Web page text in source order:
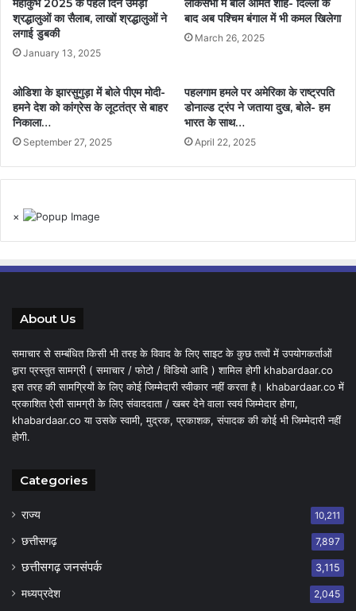
महाकुंभ 2025 के पहले दिन उमड़ा
श्रद्धालुओं का सैलाब, लाखों श्रद्धालुओं ने
लगाई डुबकी
January 13, 2025
लोकसभा में बोले अमित शाह- दिल्ली के
बाद अब पश्चिम बंगाल में भी कमल खिलेगा
March 26, 2025
ओडिशा के झारसुगुड़ा में बोले पीएम मोदी-
हमने देश को कांग्रेस के लूटतंत्र से बाहर
निकाला…
September 27, 2025
पहलगाम हमले पर अमेरिका के राष्ट्रपति
डोनाल्ड ट्रंप ने जताया दुख, बोले- हम
भारत के साथ…
April 22, 2025
×
About Us
समाचार से सम्बंधित किसी भी तरह के विवाद के लिए साइट के कुछ तत्वों में उपयोगकर्ताओं
द्वारा प्रस्तुत सामग्री ( समाचार / फोटो / विडियो आदि ) शामिल होगी khabardaar.co
इस तरह की सामग्रियों के लिए कोई जिम्मेदारी स्वीकार नहीं करता है। khabardaar.co में
प्रकाशित ऐसी सामग्री के लिए संवाददाता / खबर देने वाला स्वयं जिम्मेदार होगा,
khabardaar.co या उसके स्वामी, मुद्रक, प्रकाशक, संपादक की कोई भी जिम्मेदारी नहीं
होगी.
Categories
राज्य 10,211
छत्तीसगढ़ 7,897
छत्तीसगढ़ जनसंपर्क 3,115
मध्यप्रदेश 2,045